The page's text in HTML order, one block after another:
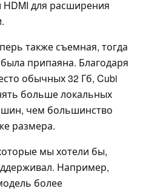
для расширения
также съемная, тогда
припаяна. Благодаря
обычных 32 Гб, Cubi
больше локальных
чем большинство
размера.
мы хотели бы,
Например,
более